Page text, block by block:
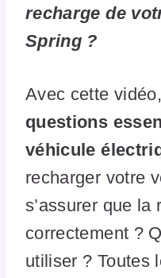
recharge de
Spring ?
Avec cette vidéo,
questions
véhicule
recharger votre
s’assurer que la
correctement ?
utiliser ? Toutes